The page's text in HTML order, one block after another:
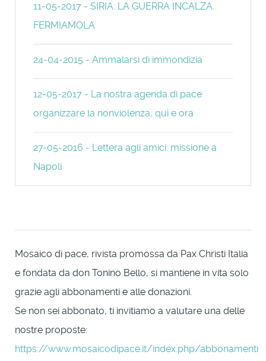
11-05-2017 - SIRIA: LA GUERRA INCALZA.
FERMIAMOLA
24-04-2015 - Ammalarsi di immondizia
12-05-2017 - La nostra agenda di pace:
organizzare la nonviolenza, qui e ora
27-05-2016 - Lettera agli amici: missione a
Napoli
Mosaico di pace, rivista promossa da Pax Christi Italia
e fondata da don Tonino Bello, si mantiene in vita solo
grazie agli abbonamenti e alle donazioni.
Se non sei abbonato, ti invitiamo a valutare una delle
nostre proposte:
https://www.mosaicodipace.it/index.php/abbonamenti